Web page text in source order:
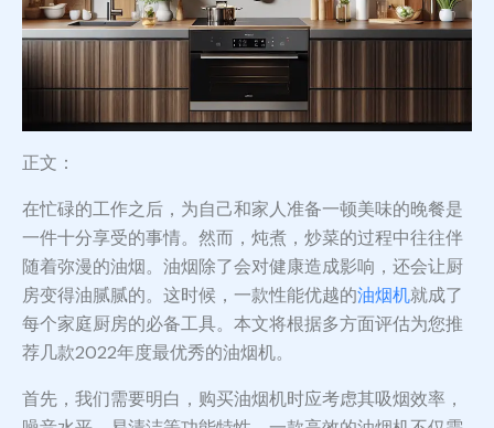
正文：
在忙碌的工作之后，为自己和家人准备一顿美味的晚餐是
一件十分享受的事情。然而，炖煮，炒菜的过程中往往伴
随着弥漫的油烟。油烟除了会对健康造成影响，还会让厨
房变得油腻腻的。这时候，一款性能优越的油烟机就成了
每个家庭厨房的必备工具。本文将根据多方面评估为您推
荐几款2022年度最优秀的油烟机。
首先，我们需要明白，购买油烟机时应考虑其吸烟效率，